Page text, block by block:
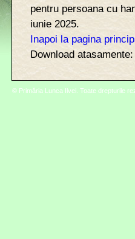
pentru persoana cu
iunie 2025.
Inapoi la pagina
Download atasamente:
© Primăria Lunca Ilvei. Toate drepturile